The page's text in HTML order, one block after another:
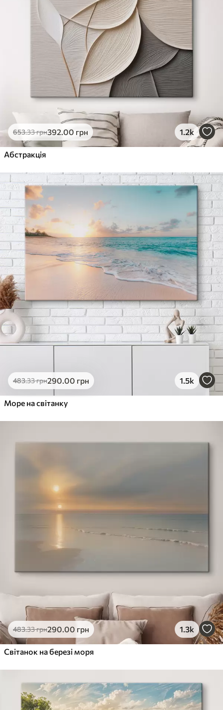
653.33грн392.00 грн 1.2k
Абстракція
483.33грн290.00 грн 1.5k
Море на світанку
483.33грн290.00 грн 1.3k
Світанок на березі моря